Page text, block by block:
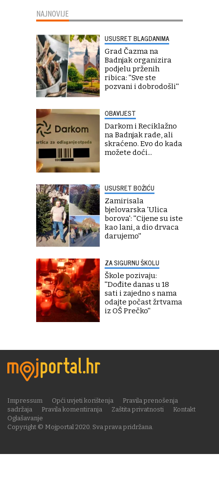
NAJNOVIJE
USUSRET BLAGDANIMA
Grad Čazma na
Badnjak organizira
podjelu prženih
ribica: ''Sve ste
pozvani i dobrodošli''
OBAVIJEST
Darkom i Reciklažno
na Badnjak rade, ali
skraćeno. Evo do kada
možete doći...
USUSRET BOŽIĆU
Zamirisala
bjelovarska 'Ulica
borova': ''Cijene su iste
kao lani, a dio drvaca
darujemo''
ZA SIGURNU ŠKOLU
Škole pozivaju:
''Dođite danas u 18
sati i zajedno s nama
odajte počast žrtvama
iz OŠ Prečko''
Copyright © Mojportal 2020. Sva prava pridržana.
Impressum Opći uvjeti korištenja
Pravila prenošenja
sadržaja
Pravila komentiranja Zaštita privatnosti
Kontakt
Oglašavanje